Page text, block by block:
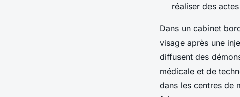
réaliser des
Dans un cabinet
visage après une
diffusent des
médicale et de
dans les centres de